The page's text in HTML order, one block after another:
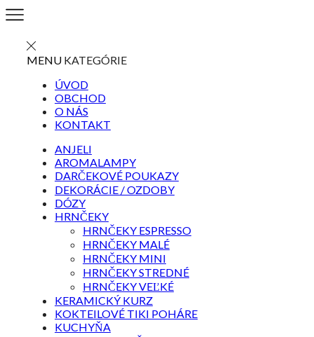
MENU KATEGÓRIE
ÚVOD
OBCHOD
O NÁS
KONTAKT
ANJELI
AROMALAMPY
DARČEKOVÉ POUKAZY
DEKORÁCIE / OZDOBY
DÓZY
HRNČEKY
HRNČEKY ESPRESSO
HRNČEKY MALÉ
HRNČEKY MINI
HRNČEKY STREDNÉ
HRNČEKY VEĽKÉ
KERAMICKÝ KURZ
KOKTEILOVÉ TIKI POHÁRE
KUCHYŇA